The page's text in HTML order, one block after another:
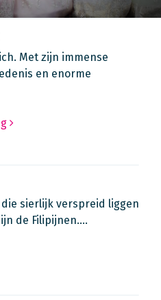
Met zijn immense
en enorme
sierlijk verspreid liggen
de Filipijnen.…